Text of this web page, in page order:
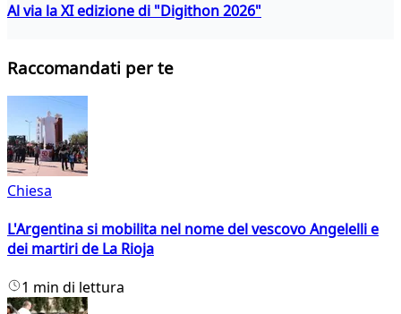
Al via la XI edizione di "Digithon 2026"
Raccomandati per te
Chiesa
L'Argentina si mobilita nel nome del vescovo Angelelli e
dei martiri de La Rioja
1 min di lettura